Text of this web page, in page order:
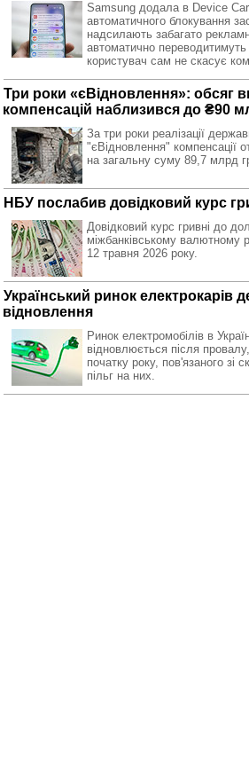
Samsung додала в Device
автоматичного блокування
надсилають забагато
автоматично
користувач сам не скасує
Три роки «єВідновлення»: обсяг
компенсацій наблизився до ₴90
За три роки реалізації
"єВідновлення" компенсації
на загальну суму 89,7 млрд
НБУ послабив довідковий курс
Довідковий курс гривні до
міжбанківському валютному
12 травня 2026 року.
Український ринок електрокарів
відновлення
Ринок електромобілів в
відновлюється після
початку року, пов'язаного зі
пільг на них.